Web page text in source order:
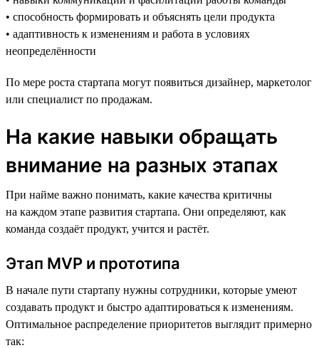
• способность формировать и объяснять цели продукта
• адаптивность к изменениям и работа в условиях
неопределённости
По мере роста стартапа могут появиться дизайнер, маркетолог
или специалист по продажам.
На какие навыки обращать
внимание на разных этапах
При найме важно понимать, какие качества критичны
на каждом этапе развития стартапа. Они определяют, как
команда создаёт продукт, учится и растёт.
Этап MVP и прототипа
В начале пути стартапу нужны сотрудники, которые умеют
создавать продукт и быстро адаптироваться к изменениям.
Оптимальное распределение приоритетов выглядит примерно
так: